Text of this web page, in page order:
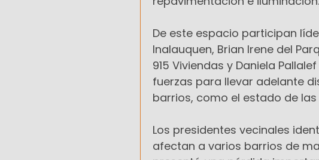
De este espacio participan
Inalauquen, Brian Irene del
915 Viviendas y Daniela
fuerzas para llevar adelante
barrios, como el estado de
Los presidentes vecinales
afectan a varios barrios de